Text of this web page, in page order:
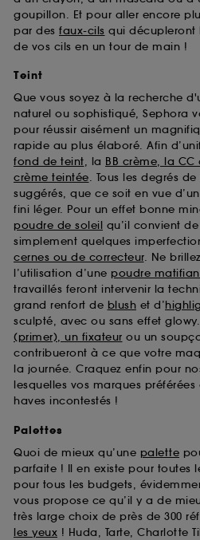
goupillon. Et pour aller encore
par des faux-cils qui décupleront
de vos cils en un tour de main !
Teint
Que vous soyez à la recherche
naturel ou sophistiqué, Sephora
pour réussir aisément un
rapide au plus élaboré. Afin
fond de teint, la BB crème, la CC
crème teintée. Tous les degrés
suggérés, que ce soit en vue
fini léger. Pour un effet bonne
poudre de soleil qu’il convient
simplement quelques
cernes ou de correcteur. Ne
l’utilisation d’une poudre
travaillés feront intervenir la
grand renfort de blush et d’
sculpté, avec ou sans effet
(primer), un fixateur ou un
contribueront à ce que votre
la journée. Craquez enfin pour
lesquelles vos marques
haves incontestés !
Palettes
Quoi de mieux qu’une palette
parfaite ! Il en existe pour toutes
pour tous les budgets,
vous propose ce qu’il y a de
très large choix de près de 300
les yeux ! Huda, Tarte, Charlotte